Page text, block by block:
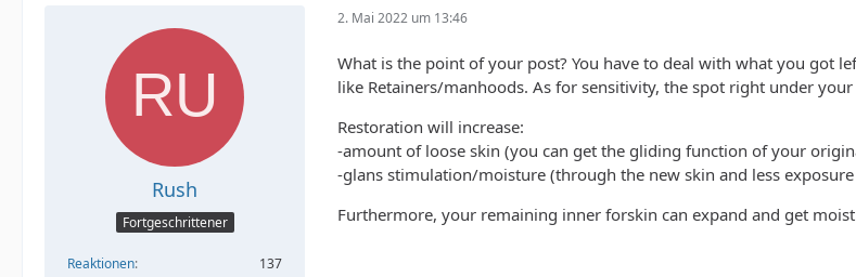
Rush
Fortgeschrittener
Reaktionen
137
2. Mai 2022 um 13:46
What is the point of your post? You have to deal with what you
like Retainers/manhoods. As for sensitivity, the spot right under
Restoration will increase:
-amount of loose skin (you can get the gliding function of your
-glans stimulation/moisture (through the new skin and less
Furthermore, your remaining inner forskin can expand and get